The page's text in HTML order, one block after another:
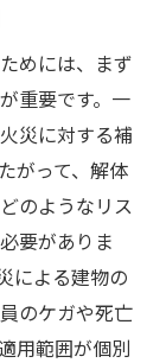
めには、まず
重要です。一
災に対する補
がって、解体
のようなリス
要がありま
による建物の
のケガや死亡
用範囲が個別